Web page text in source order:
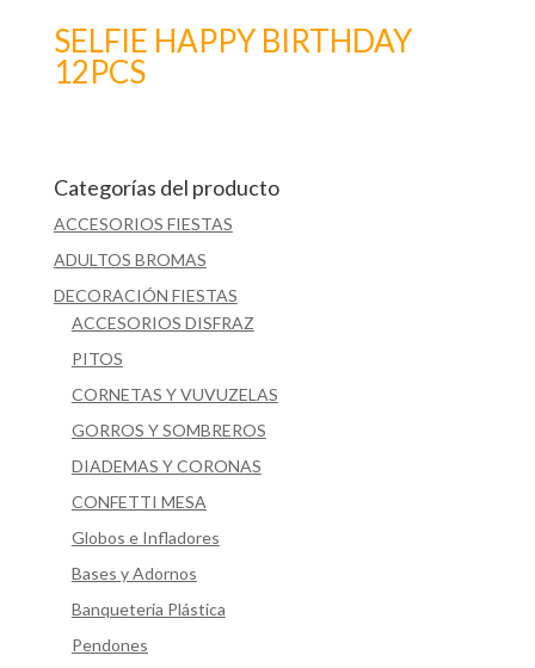
SELFIE HAPPY BIRTHDAY
12PCS
Categorías del producto
ACCESORIOS FIESTAS
ADULTOS BROMAS
DECORACIÓN FIESTAS
ACCESORIOS DISFRAZ
PITOS
CORNETAS Y VUVUZELAS
GORROS Y SOMBREROS
DIADEMAS Y CORONAS
CONFETTI MESA
Globos e Infladores
Bases y Adornos
Banqueteria Plástica
Pendones